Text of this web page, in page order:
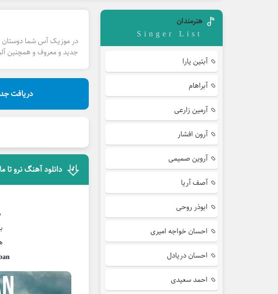
در موزیک آس شما دوستان
جدید و معروف و همچنین
دریافت
دانلود آهنگ نرو تا
هنرمندان
Singer List
آبتین یارا
آبراهام
آرمین زارعی
آرون افشار
آروین صمیمی
آصف آریا
ابوذر روحی
احسان خواجه امیری
احسان دریادل
احمد سعیدی